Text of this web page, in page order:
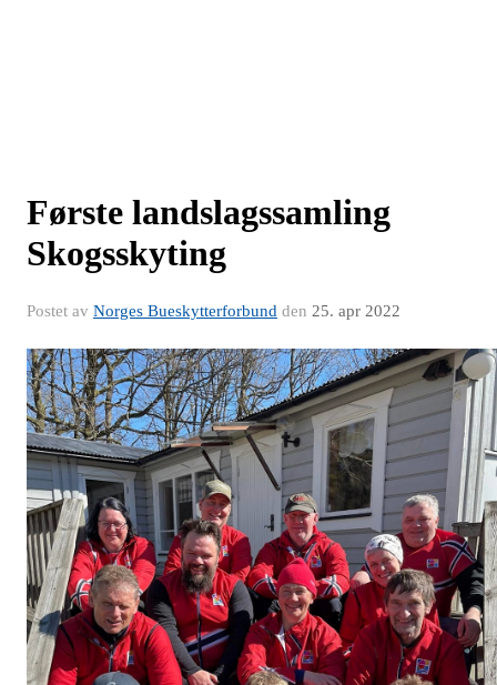
Første landslagssamling
Skogsskyting
Postet av Norges Bueskytterforbund den 25. apr 2022